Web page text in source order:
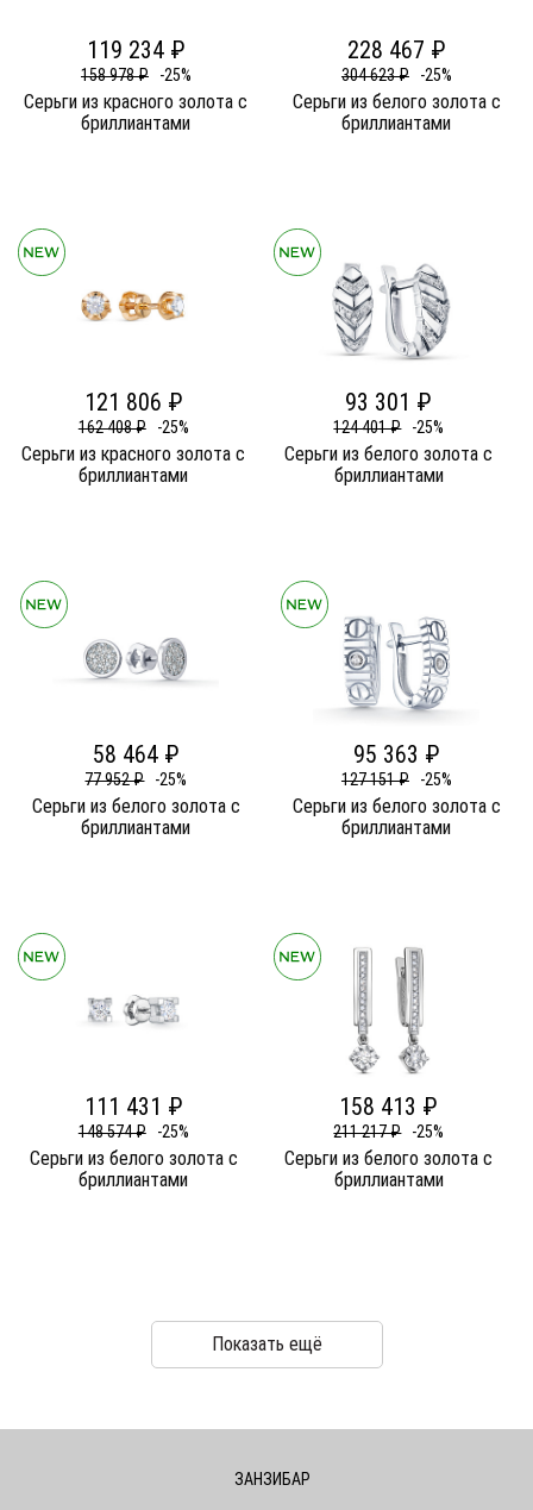
119 234 ₽
158 978 ₽ -25%
Серьги из красного золота c
бриллиантами
228 467 ₽
304 623 ₽ -25%
Серьги из белого золота c
бриллиантами
121 806 ₽
162 408 ₽ -25%
Серьги из красного золота c
бриллиантами
93 301 ₽
124 401 ₽ -25%
Серьги из белого золота c
бриллиантами
58 464 ₽
77 952 ₽ -25%
Серьги из белого золота c
бриллиантами
95 363 ₽
127 151 ₽ -25%
Серьги из белого золота c
бриллиантами
111 431 ₽
148 574 ₽ -25%
Серьги из белого золота c
бриллиантами
158 413 ₽
211 217 ₽ -25%
Серьги из белого золота c
бриллиантами
Показать ещё
ЗАНЗИБАР